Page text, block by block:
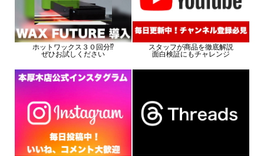
ホットワックス３０回分⁉
ぜひお試しください
スタッフが商品を徹底解説
面白検証にもチャレンジ